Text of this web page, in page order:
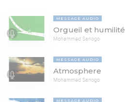
MESSAGE AUDIO
Orgueil et humilité
Mohammed Sanogo
MESSAGE AUDIO
Atmosphere
Mohammed Sanogo
MESSAGE AUDIO